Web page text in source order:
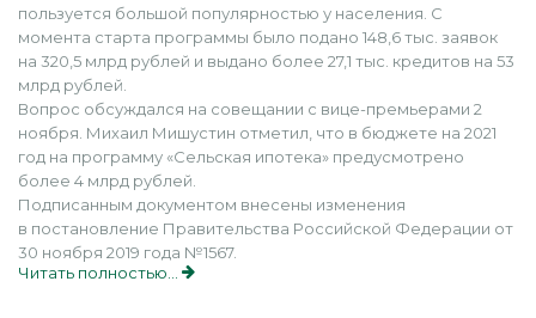
пользуется большой популярностью у населения. С
момента старта программы было подано 148,6 тыс. заявок
на 320,5 млрд рублей и выдано более 27,1 тыс. кредитов на 53
млрд рублей.
Вопрос обсуждался на совещании с вице-премьерами 2
ноября. Михаил Мишустин отметил, что в бюджете на 2021
год на программу «Сельская ипотека» предусмотрено
более 4 млрд рублей.
Подписанным документом внесены изменения
в постановление Правительства Российской Федерации от
30 ноября 2019 года №1567.
Читать полностью...